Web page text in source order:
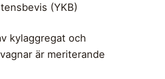
(YKB)
kylaggregat och
är meriterande